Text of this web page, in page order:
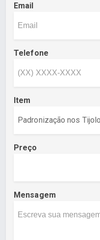
Email
Telefone
Item
Preço
Mensagem